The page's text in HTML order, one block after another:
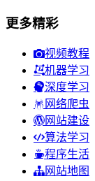
更多精彩
视频教程
机器学习
深度学习
网络爬虫
网站建设
算法学习
程序生活
网站地图